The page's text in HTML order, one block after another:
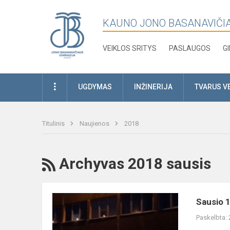
KAUNO JONO
VEIKLOS SRITYS PASLAUGOS
UGDYMAS INŽINERIJA TVARUS
Titulinis Naujienos 2018
RSS
Archyvas 2018 sausis
-
Sausio
Paskelbta: